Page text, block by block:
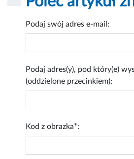
Podaj swój adres e-mail:
Podaj adres(y), pod który(e)
(oddzielone przecinkiem):
Kod z obrazka*: